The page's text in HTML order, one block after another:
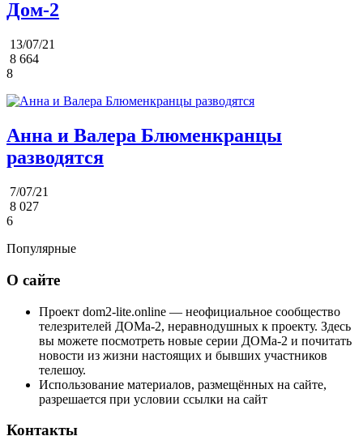
Дом-2
13/07/21
8 664
8
Анна и Валера Блюменкранцы
разводятся
7/07/21
8 027
6
Популярные
О сайте
Проект dom2-lite.online — неофициальное сообщество
телезрителей ДОМа-2, неравнодушных к проекту. Здесь
вы можете посмотреть новые серии ДОМа-2 и почитать
новости из жизни настоящих и бывших участников
телешоу.
Использование материалов, размещённых на сайте,
разрешается при условии ссылки на сайт
Контакты